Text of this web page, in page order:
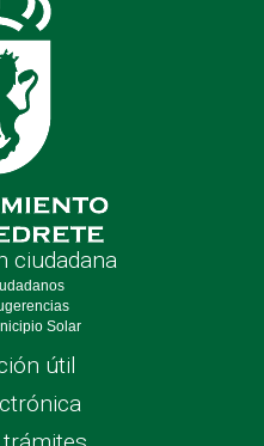
ciudadana
Solar
útil